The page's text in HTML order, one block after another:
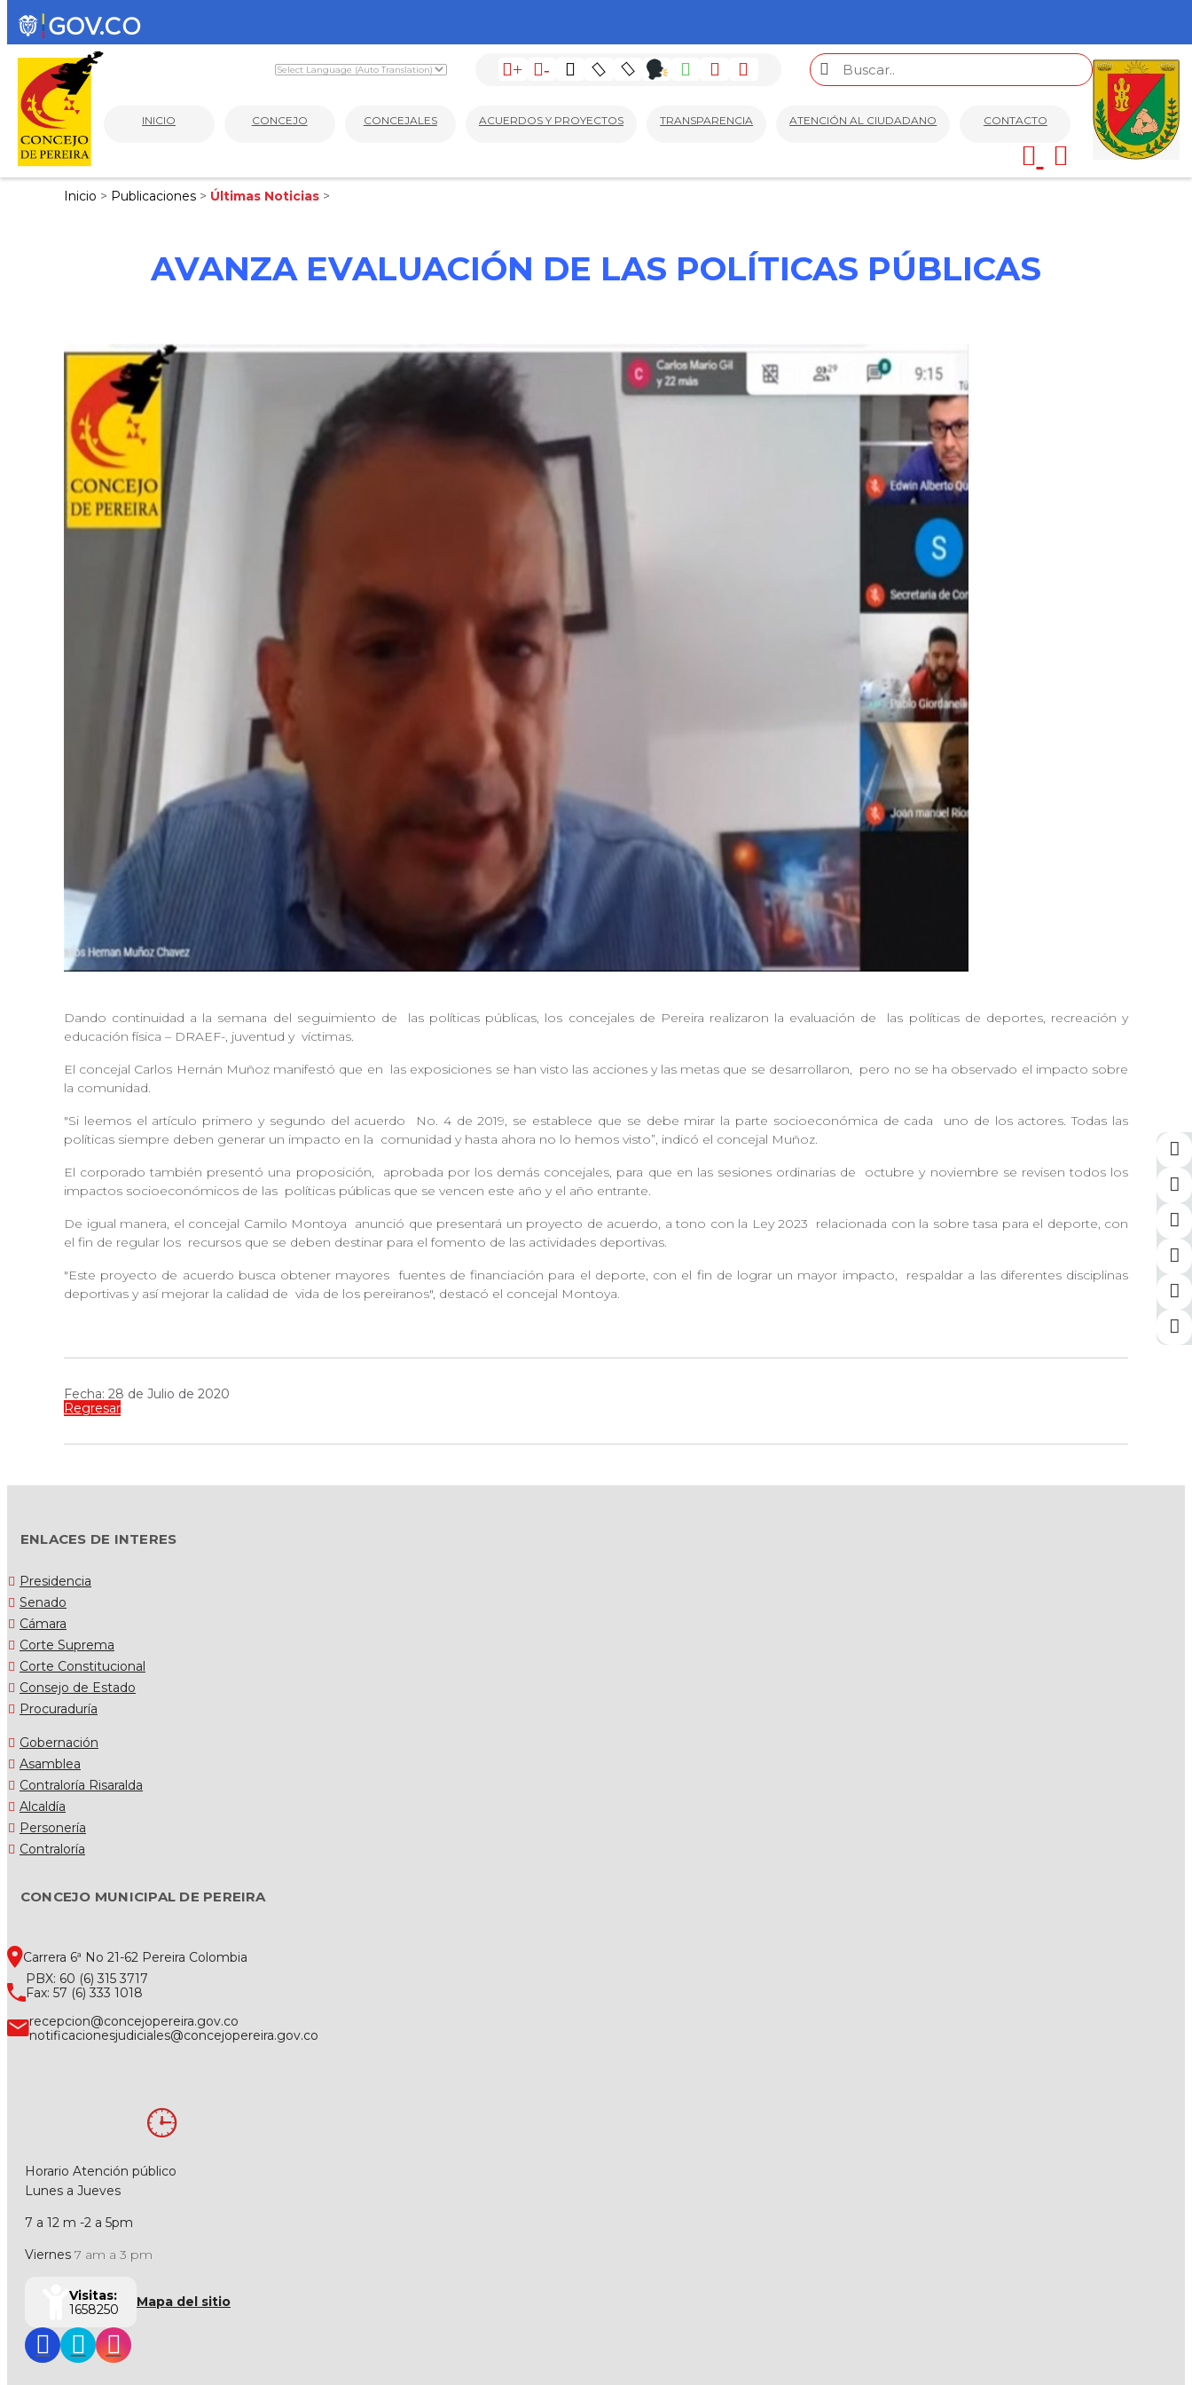
+ -
INICIO CONCEJO CONCEJALES ACUERDOS Y PROYECTOS TRANSPARENCIA ATENCIÓN AL CIUDADANO CONTACTO
Inicio > Publicaciones > Últimas Noticias >
AVANZA EVALUACIÓN DE LAS POLÍTICAS PÚBLICAS
Dando continuidad a la semana del seguimiento de las políticas públicas, los concejales de Pereira realizaron la evaluación de
las políticas de deportes, recreación y
educación física – DRAEF-, juventud y víctimas.
El concejal Carlos Hernán Muñoz manifestó que en las exposiciones se han visto las acciones y las metas que se desarrollaron, pero no se ha observado el impacto sobre
la comunidad.
"Si leemos el artículo primero y segundo del acuerdo No. 4 de 2019, se establece que se debe mirar la parte socioeconómica de cada
uno de los actores. Todas las
políticas siempre deben generar un impacto en la comunidad y hasta ahora no lo hemos visto”, indicó el concejal Muñoz.
El corporado también presentó una proposición, aprobada por los demás concejales, para que en las sesiones ordinarias de
octubre y noviembre se revisen todos los
impactos socioeconómicos de las políticas públicas que se vencen este año y el año entrante.
De igual manera, el concejal Camilo Montoya anunció que presentará un proyecto de acuerdo, a tono con la Ley 2023
relacionada con la sobre tasa para el deporte, con
el fin de regular los recursos que se deben destinar para el fomento de las actividades deportivas.
"Este proyecto de acuerdo busca obtener mayores fuentes de financiación para el deporte, con el fin de lograr un mayor impacto,
respaldar a las diferentes disciplinas
deportivas y así mejorar la calidad de vida de los pereiranos", destacó el concejal Montoya.
Fecha: 28 de Julio de 2020
Regresar
ENLACES DE INTERES
Presidencia
Senado
Cámara
Corte Suprema
Corte Constitucional
Consejo de Estado
Procuraduría
Gobernación
Asamblea
Contraloría Risaralda
Alcaldía
Personería
Contraloría
CONCEJO MUNICIPAL DE PEREIRA
Carrera 6ª No 21-62 Pereira Colombia
PBX: 60 (6) 315 3717
Fax: 57 (6) 333 1018
recepcion@concejopereira.gov.co
notificacionesjudiciales@concejopereira.gov.co
Horario Atención público
Lunes a Jueves
7 a 12 m -2 a 5pm
Viernes 7 am a 3 pm
Visitas:
1658250
Mapa del sitio